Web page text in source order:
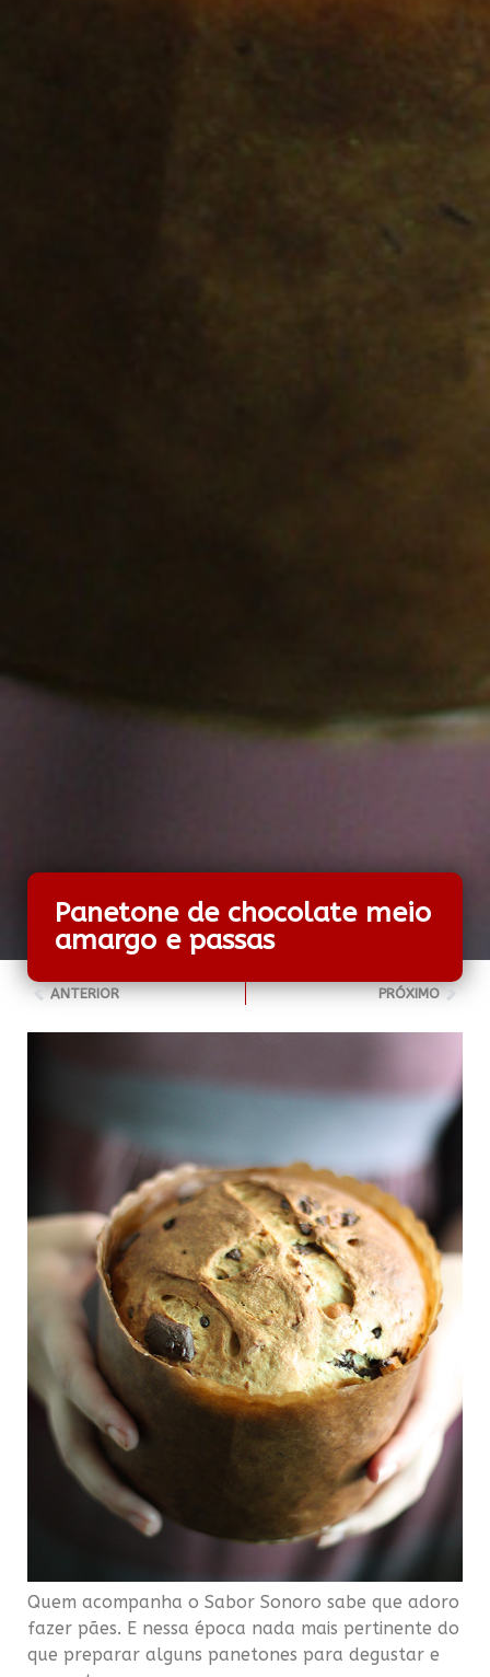
Panetone de chocolate meio
amargo e passas
ANTERIOR PRÓXIMO
Quem acompanha o Sabor Sonoro sabe que adoro
fazer pães. E nessa época nada mais pertinente do
que preparar alguns panetones para degustar e